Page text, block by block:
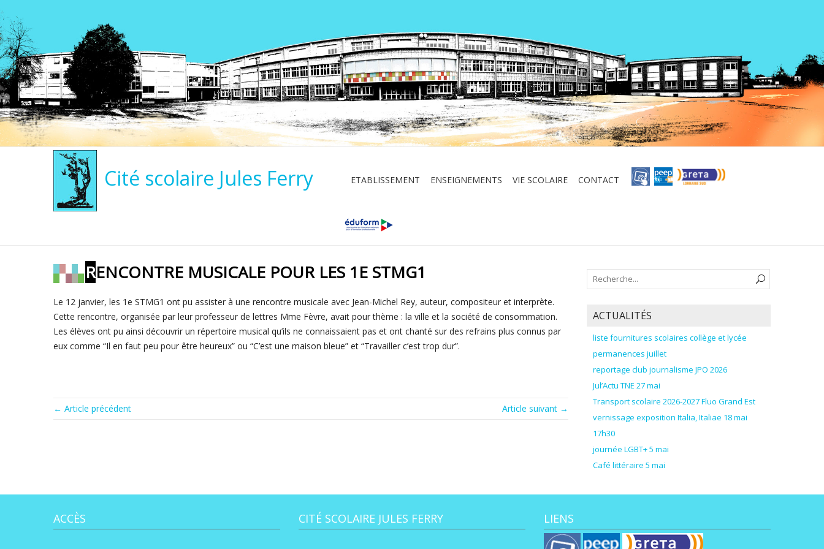
Cité scolaire Jules Ferry ETABLISSEMENT ENSEIGNEMENTS VIE SCOLAIRE CONTACT
RENCONTRE MUSICALE POUR LES 1E STMG1
Le 12 janvier, les 1e STMG1 ont pu assister à une rencontre musicale avec Jean-Michel Rey, auteur, compositeur et interprète.
Cette rencontre, organisée par leur professeur de lettres Mme Fèvre, avait pour thème : la ville et la société de consommation.
Les élèves ont pu ainsi découvrir un répertoire musical qu’ils ne connaissaient pas et ont chanté sur des refrains plus connus par
eux comme “Il en faut peu pour être heureux” ou “C’est une maison bleue” et “Travailler c’est trop dur”.
← Article précédent Article suivant →
ACTUALITÉS
liste fournitures scolaires collège et lycée
permanences juillet
reportage club journalisme JPO 2026
Jul’Actu TNE 27 mai
Transport scolaire 2026-2027 Fluo Grand Est
vernissage exposition Italia, Italiae 18 mai
17h30
journée LGBT+ 5 mai
Café littéraire 5 mai
ACCÈS CITÉ SCOLAIRE JULES FERRY LIENS